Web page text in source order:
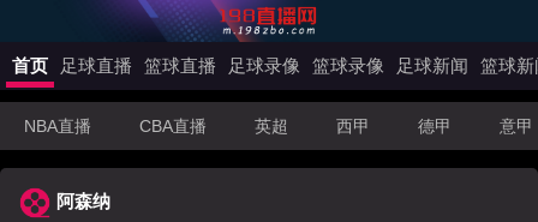
首页 足球直播 篮球直播 足球录像 篮球录像 足球新闻 篮球新
NBA直播 CBA直播 英超 西甲 德甲 意甲
阿森纳